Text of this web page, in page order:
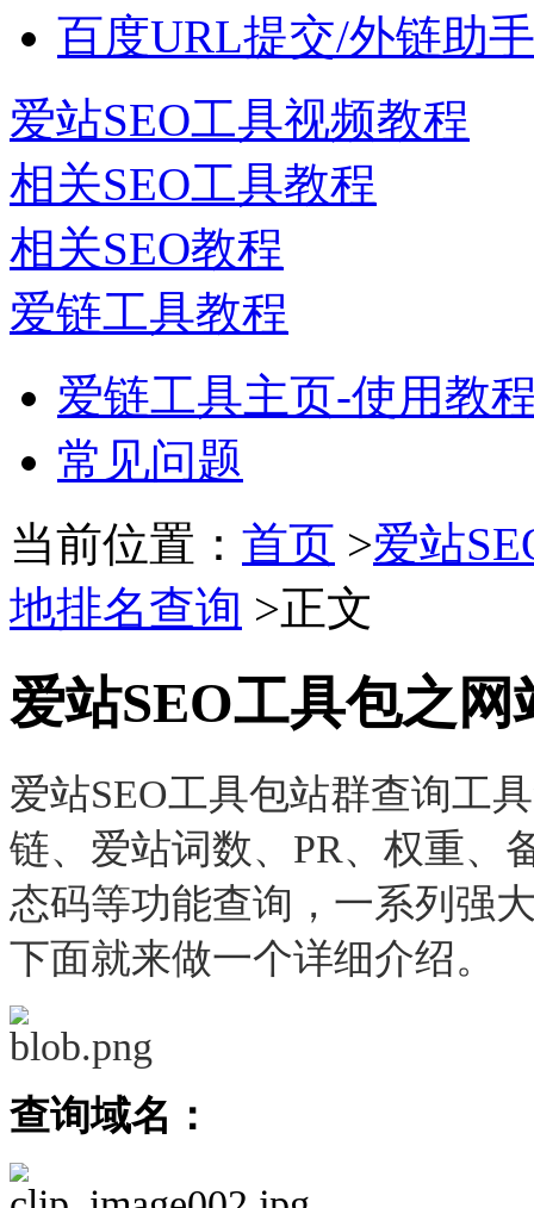
百度URL提交/外链助手
爱站SEO工具视频教程
相关SEO工具教程
相关SEO教程
爱链工具教程
爱链工具主页-使用教
常见问题
当前位置： 首页 >爱站
地排名查询 >正文
爱站SEO工具包之
爱站SEO工具包站群查询工
链、爱站词数、PR、权重、
态码等功能查询，一系列强
下面就来做一个详细介绍。
查询域名：